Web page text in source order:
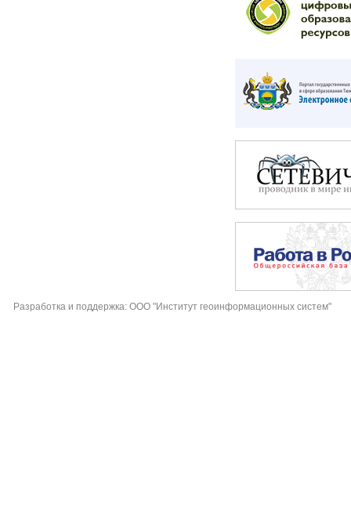
Разработка и поддержка: ООО "Институт геоинформационных систем"